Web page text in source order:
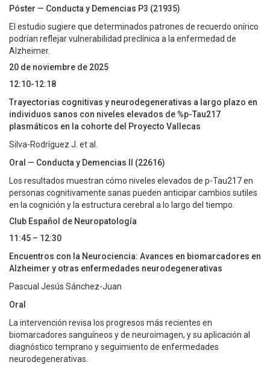
Póster — Conducta y Demencias P3 (21935)
El estudio sugiere que determinados patrones de recuerdo onírico
podrían reflejar vulnerabilidad preclínica a la enfermedad de
Alzheimer.
20 de noviembre de 2025
12:10-12:18
Trayectorias cognitivas y neurodegenerativas a largo plazo en
individuos sanos con niveles elevados de %p-Tau217
plasmáticos en la cohorte del Proyecto Vallecas
Silva-Rodríguez J. et al.
Oral — Conducta y Demencias II (22616)
Los resultados muestran cómo niveles elevados de p-Tau217 en
personas cognitivamente sanas pueden anticipar cambios sutiles
en la cognición y la estructura cerebral a lo largo del tiempo.
Club Español de Neuropatología
11:45 – 12:30
Encuentros con la Neurociencia: Avances en biomarcadores en
Alzheimer y otras enfermedades neurodegenerativas
Pascual Jesús Sánchez-Juan
Oral
La intervención revisa los progresos más recientes en
biomarcadores sanguíneos y de neuroimagen, y su aplicación al
diagnóstico temprano y seguimiento de enfermedades
neurodegenerativas.